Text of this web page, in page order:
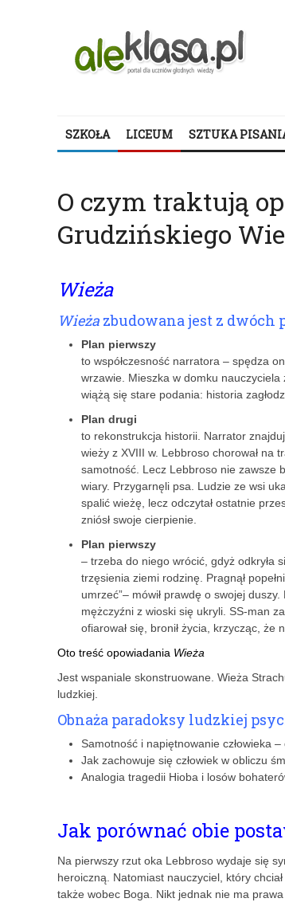
SZKOŁA LICEUM SZTUKA
O czym traktują
Grudzińskiego
Wieża
Wieża zbudowana jest z dwóch
Plan pierwszy
to współczesność narratora – spędza
wrzawie. Mieszka w domku nauczyciela
wiążą się stare podania: historia
Plan drugi
to rekonstrukcja historii. Narrator
wieży z XVIII w. Lebbroso chorował na
samotność. Lecz Lebbroso nie zawsze
wiary. Przygarnęli psa. Ludzie ze wsi
spalić wieżę, lecz odczytał ostatnie
zniósł swoje cierpienie.
Plan pierwszy
– trzeba do niego wrócić, gdyż odkryła
trzęsienia ziemi rodzinę. Pragnął
umrzeć”– mówił prawdę o swojej
mężczyźni z wioski się ukryli. SS-man
ofiarował się, bronił życia, krzycząc, że
Oto treść opowiadania Wieża
Jest wspaniale skonstruowane. Wieża
ludzkiej.
Obnaża paradoksy ludzkiej
Samotność i napiętnowanie człowieka
Jak zachowuje się człowiek w obliczu
Analogia tragedii Hioba i losów
Jak porównać obie
Na pierwszy rzut oka Lebbroso wydaje się
heroiczną. Natomiast nauczyciel, który
także wobec Boga. Nikt jednak nie ma